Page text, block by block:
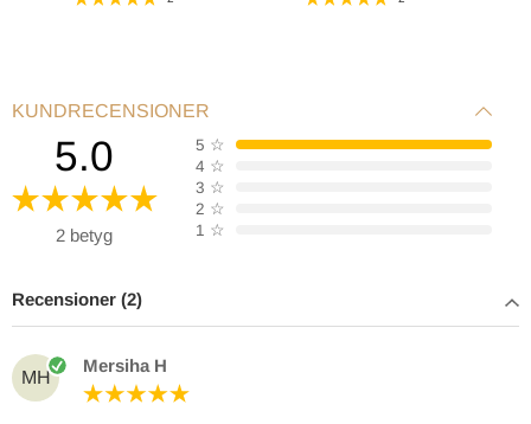
KUNDRECENSIONER
5.0
2 betyg
5 ☆
4 ☆
3 ☆
2 ☆
1 ☆
Recensioner (2)
MH
Mersiha H